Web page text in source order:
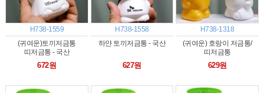
H738-1559
(귀여운)토끼저금통
띠저금통 - 국산
672원
H738-1558
하얀 토끼저금통 - 국산
627원
H738-1318
(귀여운) 호랑이 저금통/
띠저금통
629원